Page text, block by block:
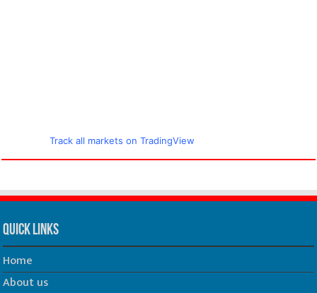
Track all markets on TradingView
Quick Links
Home
About us